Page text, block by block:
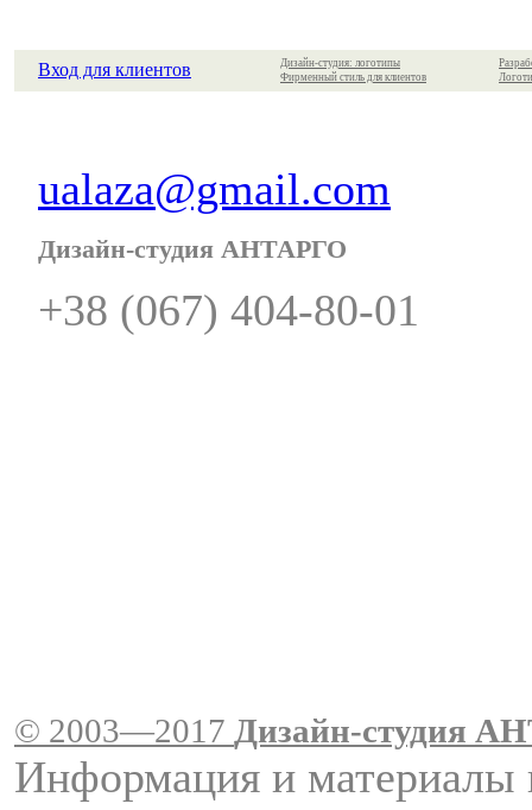
Вход для клиентов
Дизайн-студия: логотипы
Фирменный стиль для клиентов
ualaza@gmail.com
Дизайн-студия АНТАРГО
+38 (067) 404-80-01
© 2003—2017 Дизайн-студия
Информация и материалы